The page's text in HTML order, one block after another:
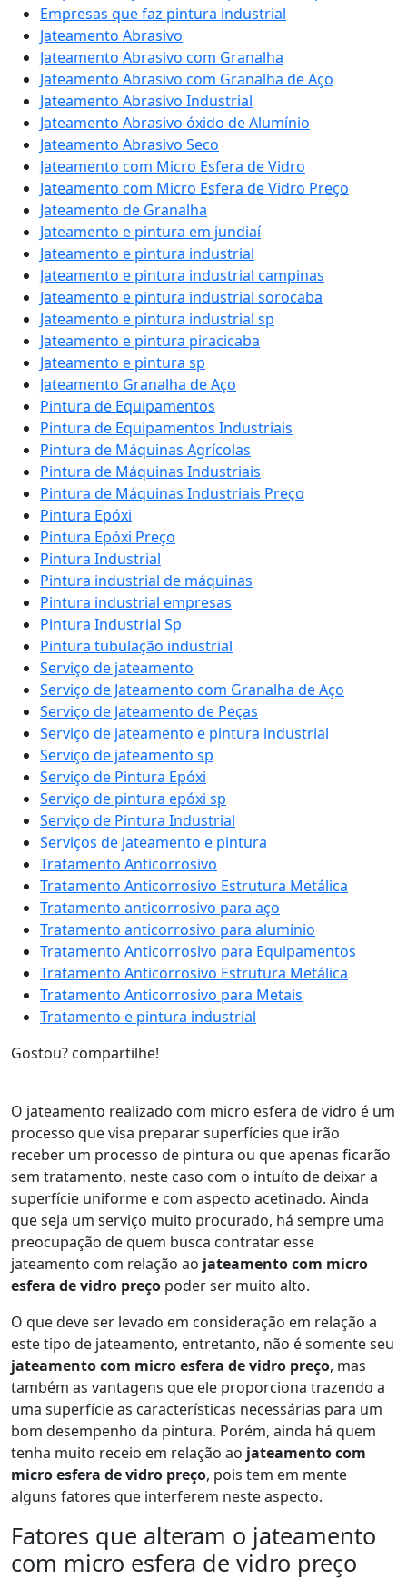
Empresas que faz pintura industrial
Jateamento Abrasivo
Jateamento Abrasivo com Granalha
Jateamento Abrasivo com Granalha de Aço
Jateamento Abrasivo Industrial
Jateamento Abrasivo óxido de Alumínio
Jateamento Abrasivo Seco
Jateamento com Micro Esfera de Vidro
Jateamento com Micro Esfera de Vidro Preço
Jateamento de Granalha
Jateamento e pintura em jundiaí
Jateamento e pintura industrial
Jateamento e pintura industrial campinas
Jateamento e pintura industrial sorocaba
Jateamento e pintura industrial sp
Jateamento e pintura piracicaba
Jateamento e pintura sp
Jateamento Granalha de Aço
Pintura de Equipamentos
Pintura de Equipamentos Industriais
Pintura de Máquinas Agrícolas
Pintura de Máquinas Industriais
Pintura de Máquinas Industriais Preço
Pintura Epóxi
Pintura Epóxi Preço
Pintura Industrial
Pintura industrial de máquinas
Pintura industrial empresas
Pintura Industrial Sp
Pintura tubulação industrial
Serviço de jateamento
Serviço de Jateamento com Granalha de Aço
Serviço de Jateamento de Peças
Serviço de jateamento e pintura industrial
Serviço de jateamento sp
Serviço de Pintura Epóxi
Serviço de pintura epóxi sp
Serviço de Pintura Industrial
Serviços de jateamento e pintura
Tratamento Anticorrosivo
Tratamento Anticorrosivo Estrutura Metálica
Tratamento anticorrosivo para aço
Tratamento anticorrosivo para alumínio
Tratamento Anticorrosivo para Equipamentos
Tratamento Anticorrosivo Estrutura Metálica
Tratamento Anticorrosivo para Metais
Tratamento e pintura industrial
Gostou? compartilhe!
O jateamento realizado com micro esfera de vidro é um
processo que visa preparar superfícies que irão
receber um processo de pintura ou que apenas ficarão
sem tratamento, neste caso com o intuíto de deixar a
superfície uniforme e com aspecto acetinado. Ainda
que seja um serviço muito procurado, há sempre uma
preocupação de quem busca contratar esse
jateamento com relação ao jateamento com micro
esfera de vidro preço poder ser muito alto.
O que deve ser levado em consideração em relação a
este tipo de jateamento, entretanto, não é somente seu
jateamento com micro esfera de vidro preço, mas
também as vantagens que ele proporciona trazendo a
uma superfície as características necessárias para um
bom desempenho da pintura. Porém, ainda há quem
tenha muito receio em relação ao jateamento com
micro esfera de vidro preço, pois tem em mente
alguns fatores que interferem neste aspecto.
Fatores que alteram o jateamento
com micro esfera de vidro preço